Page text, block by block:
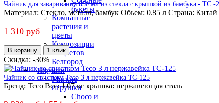
букеты
Комнатные
растения и
цветы
Композиции
из цветов
Белгород
Игрушки
Мягкие
игрушки
Choco и
Чайник для заваривания 850 мл из стекла c крышкой из бамбука - TC -
Материал: Стекло, металл, бамбук Объем: 0.85 л Страна: Китай
1 310 руб
В корзину 1 клик
Cкидка: -30%
Чайник со свистком Teco 3 л нержавейка TC-125
Бренд: Teco Вес: 1.07 кг крышка: нержавеющая сталь